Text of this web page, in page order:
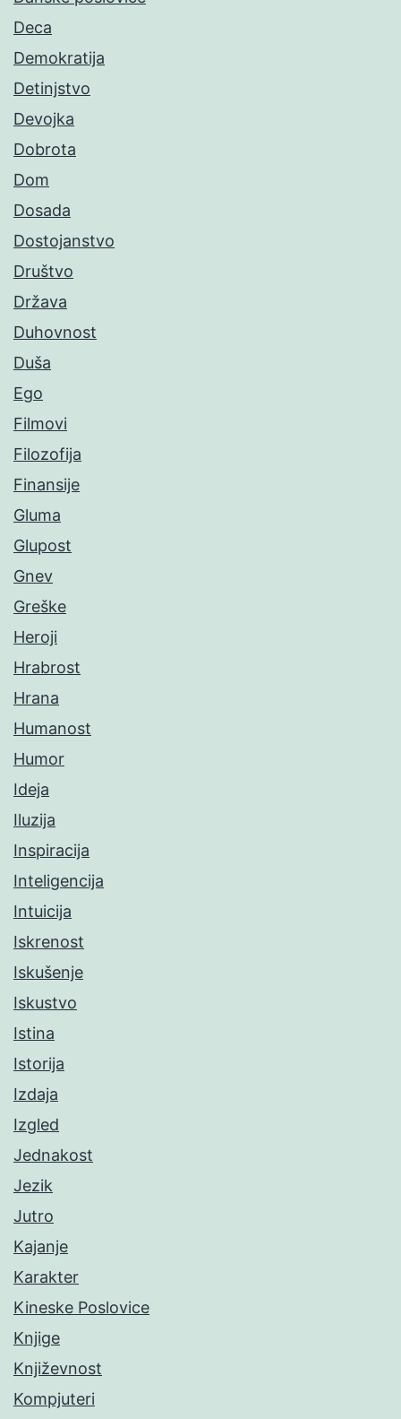
Deca
Demokratija
Detinjstvo
Devojka
Dobrota
Dom
Dosada
Dostojanstvo
Društvo
Država
Duhovnost
Duša
Ego
Filmovi
Filozofija
Finansije
Gluma
Glupost
Gnev
Greške
Heroji
Hrabrost
Hrana
Humanost
Humor
Ideja
Iluzija
Inspiracija
Inteligencija
Intuicija
Iskrenost
Iskušenje
Iskustvo
Istina
Istorija
Izdaja
Izgled
Jednakost
Jezik
Jutro
Kajanje
Karakter
Kineske Poslovice
Knjige
Književnost
Kompjuteri